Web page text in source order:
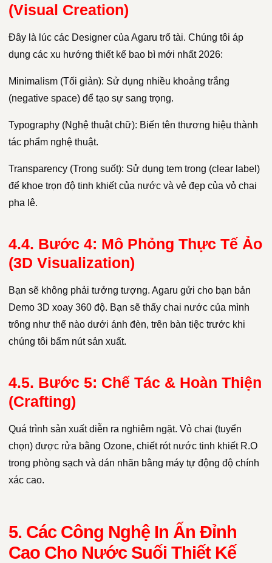
(Visual Creation)
Đây là lúc các Designer của Agaru trổ tài. Chúng tôi áp
dụng các xu hướng thiết kế bao bì mới nhất 2026:
Minimalism (Tối giản): Sử dụng nhiều khoảng trắng
(negative space) để tạo sự sang trọng.
Typography (Nghệ thuật chữ): Biến tên thương hiệu thành
tác phẩm nghệ thuật.
Transparency (Trong suốt): Sử dụng tem trong (clear label)
để khoe trọn độ tinh khiết của nước và vẻ đẹp của vỏ chai
pha lê.
4.4. Bước 4: Mô Phỏng Thực Tế Ảo
(3D Visualization)
Bạn sẽ không phải tưởng tượng. Agaru gửi cho bạn bản
Demo 3D xoay 360 độ. Bạn sẽ thấy chai nước của mình
trông như thế nào dưới ánh đèn, trên bàn tiệc trước khi
chúng tôi bấm nút sản xuất.
4.5. Bước 5: Chế Tác & Hoàn Thiện
(Crafting)
Quá trình sản xuất diễn ra nghiêm ngặt. Vỏ chai (tuyển
chọn) được rửa bằng Ozone, chiết rót nước tinh khiết R.O
trong phòng sạch và dán nhãn bằng máy tự động độ chính
xác cao.
5. Các Công Nghệ In Ấn Đỉnh
Cao Cho Nước Suối Thiết Kế